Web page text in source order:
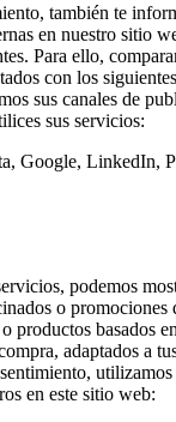
también te
en nuestro sitio
Para ello,
con los
sus canales de
sus servicios:
Google, LinkedIn,
podemos
o promociones
productos basados
adaptados a
utilizamos
en este sitio web: